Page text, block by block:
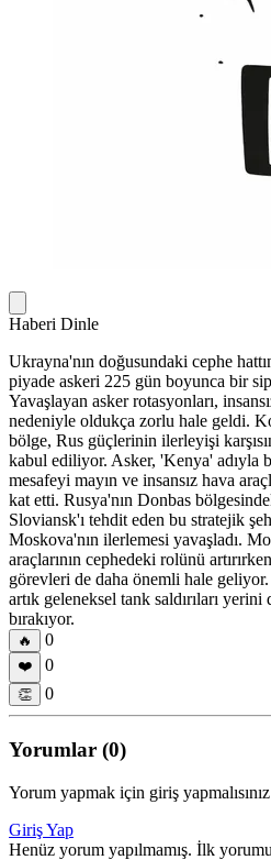
Haberi Dinle
Ukrayna'nın doğusundaki cephe
piyade askeri 225 gün boyunca bir
Yavaşlayan asker rotasyonları,
nedeniyle oldukça zorlu hale geldi.
bölge, Rus güçlerinin ilerleyişi
kabul ediliyor. Asker, 'Kenya'
mesafeyi mayın ve insansız hava
kat etti. Rusya'nın Donbas
Sloviansk'ı tehdit eden bu stratejik
Moskova'nın ilerlemesi yavaşladı.
araçlarının cephedeki rolünü
görevleri de daha önemli hale
artık geleneksel tank saldırıları
bırakıyor.
🔥 0
❤️ 0
👏 0
Yorumlar (0)
Yorum yapmak için giriş yapmalısınız
Giriş Yap
Henüz yorum yapılmamış. İlk